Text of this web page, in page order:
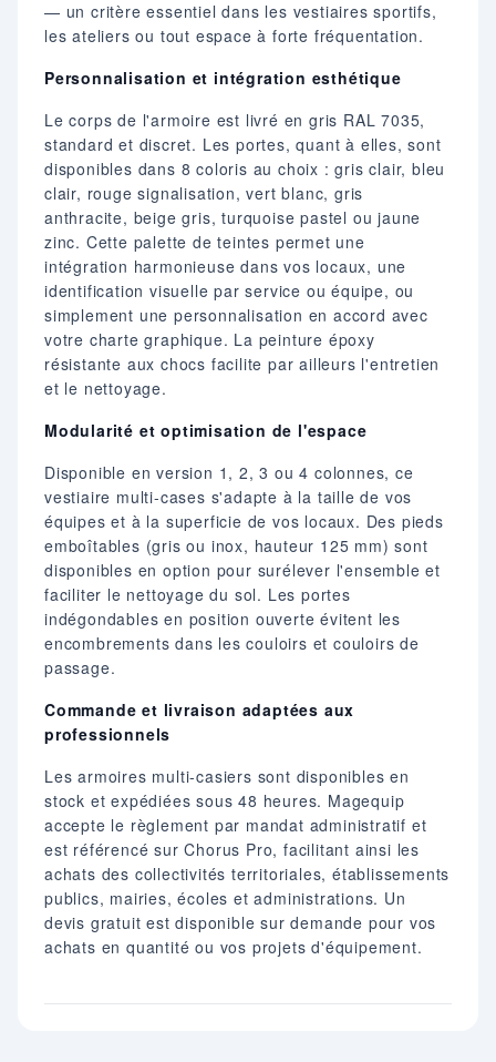
— un critère essentiel dans les vestiaires sportifs,
les ateliers ou tout espace à forte fréquentation.
Personnalisation et intégration esthétique
Le corps de l'armoire est livré en gris RAL 7035,
standard et discret. Les portes, quant à elles, sont
disponibles dans 8 coloris au choix : gris clair, bleu
clair, rouge signalisation, vert blanc, gris
anthracite, beige gris, turquoise pastel ou jaune
zinc. Cette palette de teintes permet une
intégration harmonieuse dans vos locaux, une
identification visuelle par service ou équipe, ou
simplement une personnalisation en accord avec
votre charte graphique. La peinture époxy
résistante aux chocs facilite par ailleurs l'entretien
et le nettoyage.
Modularité et optimisation de l'espace
Disponible en version 1, 2, 3 ou 4 colonnes, ce
vestiaire multi-cases s'adapte à la taille de vos
équipes et à la superficie de vos locaux. Des pieds
emboîtables (gris ou inox, hauteur 125 mm) sont
disponibles en option pour surélever l'ensemble et
faciliter le nettoyage du sol. Les portes
indégondables en position ouverte évitent les
encombrements dans les couloirs et couloirs de
passage.
Commande et livraison adaptées aux
professionnels
Les armoires multi-casiers sont disponibles en
stock et expédiées sous 48 heures. Magequip
accepte le règlement par mandat administratif et
est référencé sur Chorus Pro, facilitant ainsi les
achats des collectivités territoriales, établissements
publics, mairies, écoles et administrations. Un
devis gratuit est disponible sur demande pour vos
achats en quantité ou vos projets d'équipement.